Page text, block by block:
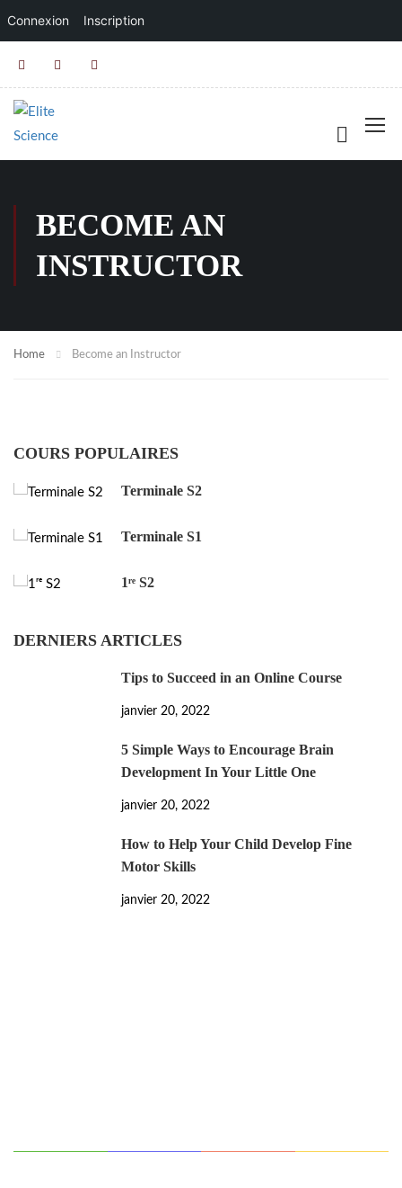
Connexion Inscription
BECOME AN
INSTRUCTOR
Home Become an Instructor
COURS POPULAIRES
Terminale S2
Terminale S1
1ʳᵉ S2
DERNIERS ARTICLES
Tips to Succeed in an Online Course
janvier 20, 2022
5 Simple Ways to Encourage Brain
Development In Your Little One
janvier 20, 2022
How to Help Your Child Develop Fine
Motor Skills
janvier 20, 2022